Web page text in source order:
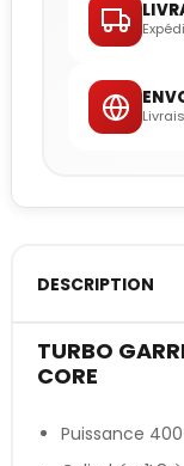
DESCRIPTION
TURBO
CORE
Puissance